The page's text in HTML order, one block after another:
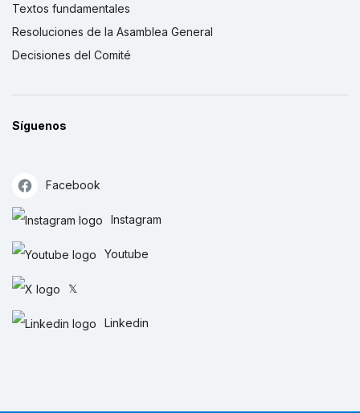
Textos fundamentales
Resoluciones de la Asamblea General
Decisiones del Comité
Síguenos
Facebook
Instagram
Youtube
𝕏
Linkedin